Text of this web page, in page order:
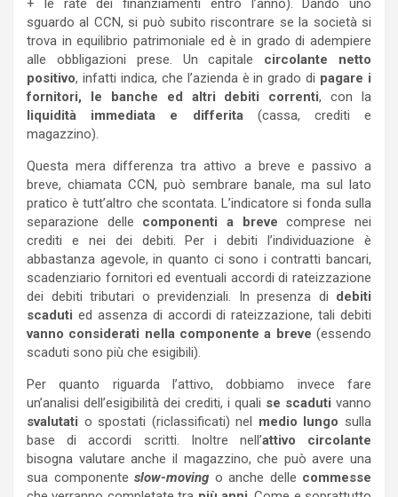
+ le rate dei finanziamenti entro l’anno). Dando uno
sguardo al CCN, si può subito riscontrare se la società si
trova in equilibrio patrimoniale ed è in grado di adempiere
alle obbligazioni prese. Un capitale circolante netto
positivo, infatti indica, che l’azienda è in grado di pagare i
fornitori, le banche ed altri debiti correnti, con la
liquidità immediata e differita(cassa, crediti e
magazzino).
Questa mera differenza tra attivo a breve e passivo a
breve, chiamata CCN, può sembrare banale, ma sul lato
pratico è tutt’altro che scontata. L’indicatore si fonda sulla
separazione delle componenti a breve comprese nei
crediti e nei dei debiti. Per i debiti l’individuazione è
abbastanza agevole, in quanto ci sono i contratti bancari,
scadenziario fornitori ed eventuali accordi di rateizzazione
dei debiti tributari o previdenziali. In presenza di debiti
scaduti ed assenza di accordi di rateizzazione, tali debiti
vanno considerati nella componente a breve (essendo
scaduti sono più che esigibili).
Per quanto riguarda l’attivo, dobbiamo invece fare
un’analisi dell’esigibilità dei crediti, i quali se scaduti vanno
svalutati o spostati (riclassificati) nel medio lungo sulla
base di accordi scritti. Inoltre nell’attivo circolante
bisogna valutare anche il magazzino, che può avere una
sua componente slow-moving o anche delle commesse